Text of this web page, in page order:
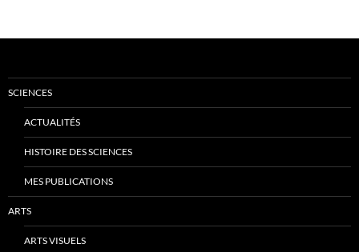
SCIENCES
ACTUALITÉS
HISTOIRE DES SCIENCES
MES PUBLICATIONS
ARTS
ARTS VISUELS